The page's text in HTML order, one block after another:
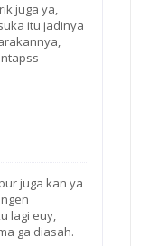
juga ya,
itu jadinya
juga kan ya
lagi euy,
ga diasah.